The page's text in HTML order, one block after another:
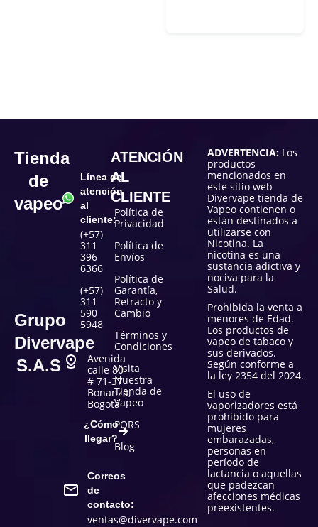
Tienda
de
vapeo
Grupo
Divervape
S.A.S
Línea de
atención
al
cliente:
(+57)
311
396
6366
(+57)
311
590
5948
Avenida
calle 80
# 71-37
Bonanza,
Bogotá
¿Cómo
llegar?
Correos
de
contacto:
ventas@divervape.com
ATENCIÓN
AL
CLIENTE
Política de
Privacidad
Política de
Envíos
Política de
Garantía,
Retracto y
Cambio
Términos y
Condiciones
Visita
Nuestra
Tienda de
Vapeo
PQRS
Blog
ADVERTENCIA: Los
productos
mencionados en
este sitio web
Divervape tienda de
Vapeo contienen o
están destinados a
utilizarse con
Nicotina. La
nicotina es una
sustancia adictiva y
nociva para la
Salud.
Prohibida la venta a
menores de Edad.
Los productos de
vapeo de tabaco y
sus derivados.
Según conforme a
la ley 2354 del 2024.
El uso de
vaporizadores está
prohibido para
mujeres
embarazadas,
personas en
período de
lactancia o aquellas
que padezcan
afecciones médicas
preexistentes.